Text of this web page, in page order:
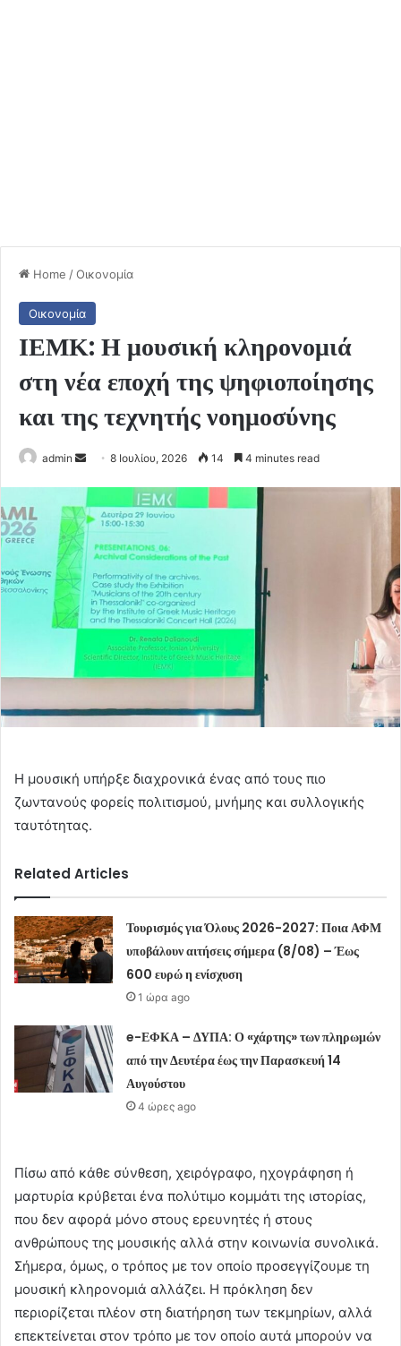
Home /Οικονομία
Οικονομία
ΙΕΜΚ: Η μουσική κληρονομιά
στη νέα εποχή της ψηφιοποίησης
και της τεχνητής νοημοσύνης
admin
Send
email
8 Ιουλίου, 2026 14 4 minutes read
Η μουσική υπήρξε διαχρονικά ένας από τους πιο
ζωντανούς φορείς πολιτισμού, μνήμης και συλλογικής
ταυτότητας.
Related Articles
Τουρισμός για Όλους 2026-2027: Ποια ΑΦΜ
υποβάλουν αιτήσεις σήμερα (8/08) – Έως
600 ευρώ η ενίσχυση
1 ώρα ago
e-ΕΦΚΑ – ΔΥΠΑ: Ο «χάρτης» των πληρωμών
από την Δευτέρα έως την Παρασκευή 14
Αυγούστου
4 ώρες ago
Πίσω από κάθε σύνθεση, χειρόγραφο, ηχογράφηση ή
μαρτυρία κρύβεται ένα πολύτιμο κομμάτι της ιστορίας,
που δεν αφορά μόνο στους ερευνητές ή στους
ανθρώπους της μουσικής αλλά στην κοινωνία συνολικά.
Σήμερα, όμως, ο τρόπος με τον οποίο προσεγγίζουμε τη
μουσική κληρονομιά αλλάζει. Η πρόκληση δεν
περιορίζεται πλέον στη διατήρηση των τεκμηρίων, αλλά
επεκτείνεται στον τρόπο με τον οποίο αυτά μπορούν να